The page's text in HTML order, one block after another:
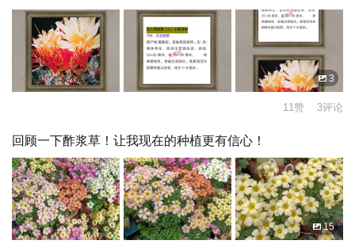
3
11赞 3评论
回顾一下酢浆草！让我现在的种植更有信心！
15